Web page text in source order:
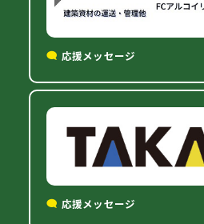
応援メッセージ
応援メッセージ